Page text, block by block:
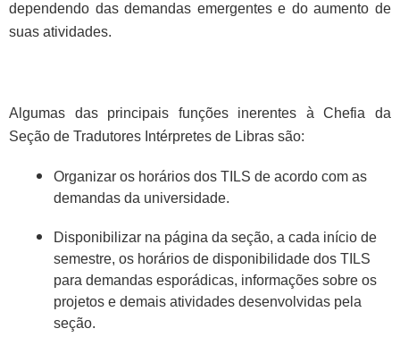
dependendo das demandas emergentes e do aumento de
suas atividades.
Algumas das principais funções inerentes à Chefia da
Seção de Tradutores Intérpretes de Libras são:
Organizar os horários dos TILS de acordo com as
demandas da universidade.
Disponibilizar na página da seção, a cada início de
semestre, os horários de disponibilidade dos TILS
para demandas esporádicas, informações sobre os
projetos e demais atividades desenvolvidas pela
seção.